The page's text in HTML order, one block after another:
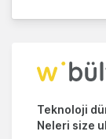
Teknoloji
Neleri size